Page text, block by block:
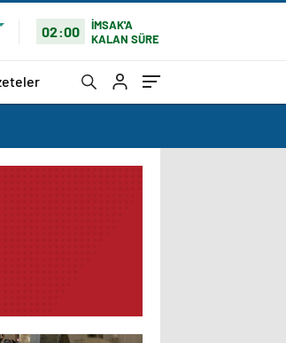
02:00
İMSAK'A
KALAN SÜRE